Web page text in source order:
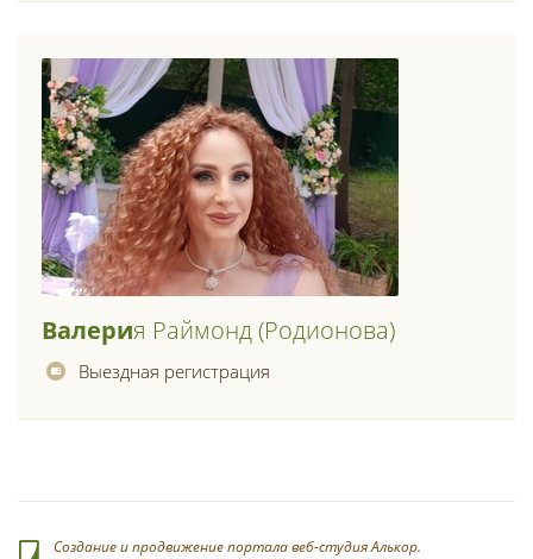
ВалериЯ Раймонд (родионова)
Выездная регистрация
Создание и продвижение портала веб-студия Алькор.